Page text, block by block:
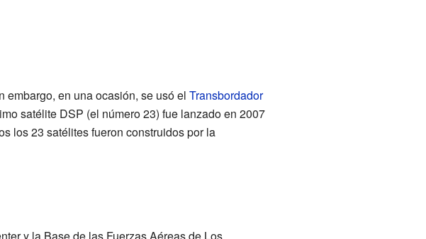
embargo, en una ocasión, se usó el Transbordador
satélite DSP (el número 23) fue lanzado en 2007
los 23 satélites fueron construidos por la